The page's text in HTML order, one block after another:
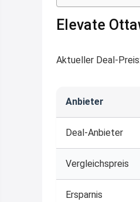
Elevate
Aktueller Deal-Preis:
Anbieter
Deal-Anbieter
Vergleichspreis
Ersparnis